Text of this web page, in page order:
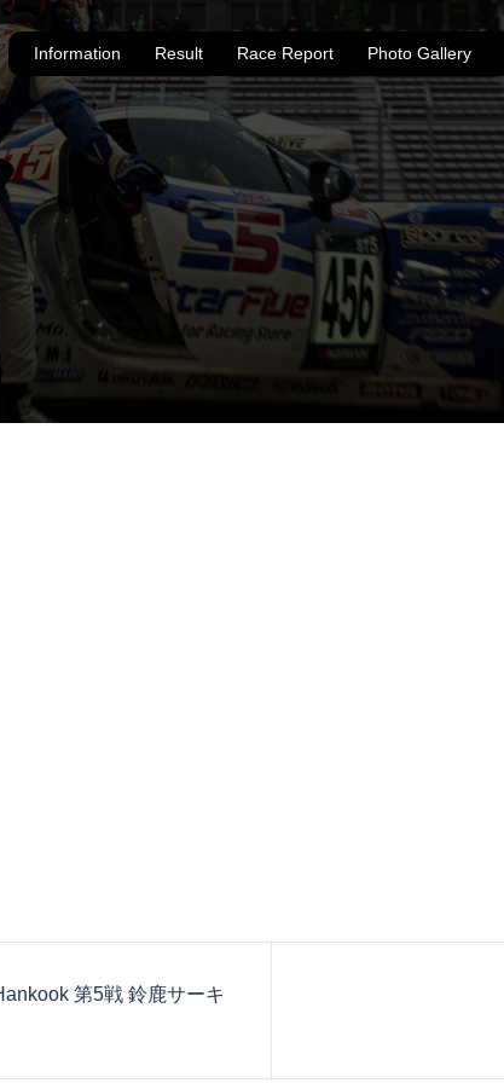
Information Result Race Report Photo Gallery
第5戦 鈴鹿サーキ